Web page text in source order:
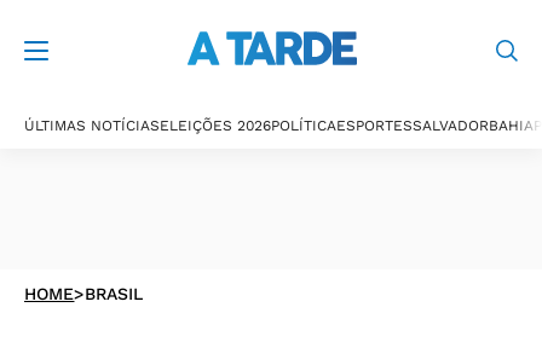
ÚLTIMAS NOTÍCIASELEIÇÕES 2026POLÍTICAESPORTESSALVADORBAHIA
HOME>BRASIL